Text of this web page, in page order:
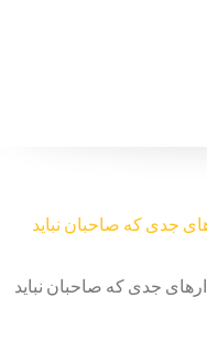
جدی که صاحبان نباید